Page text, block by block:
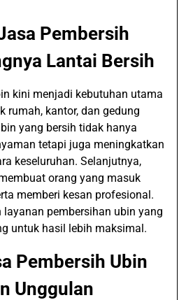
Pembersih
Lantai Bersih
kini menjadi kebutuhan utama
rumah, kantor, dan gedung
yang bersih tidak hanya
tetapi juga meningkatkan
keseluruhan. Selanjutnya,
orang yang masuk
memberi kesan profesional.
layanan pembersihan ubin yang
untuk hasil lebih maksimal.
Pembersih Ubin
Unggulan